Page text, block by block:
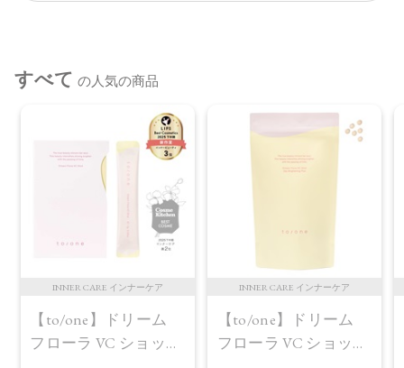
すべて の人気の商品
INNER CARE インナーケア
【to/one】ドリーム
フローラ VC ショット
INNER CARE インナーケア
【to/one】ドリーム
フローラ VC ショット